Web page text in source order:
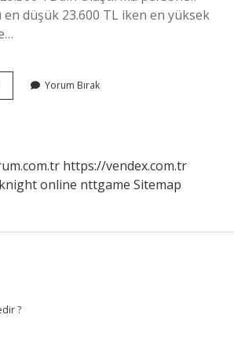
en düşük 23.600 TL iken en yüksek
Yorum Bırak
https://vendex.com.tr
knight online nttgame Sitemap
?